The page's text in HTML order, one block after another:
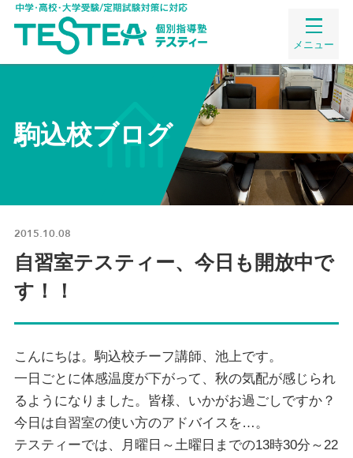
メニュー
駒込校ブログ
2015.10.08
自習室テスティー、今日も開放中で
す！！
こんにちは。駒込校チーフ講師、池上です。
一日ごとに体感温度が下がって、秋の気配が感じられ
るようになりました。皆様、いかがお過ごしですか？
今日は自習室の使い方のアドバイスを…。
テスティーでは、月曜日～土曜日までの13時30分～22